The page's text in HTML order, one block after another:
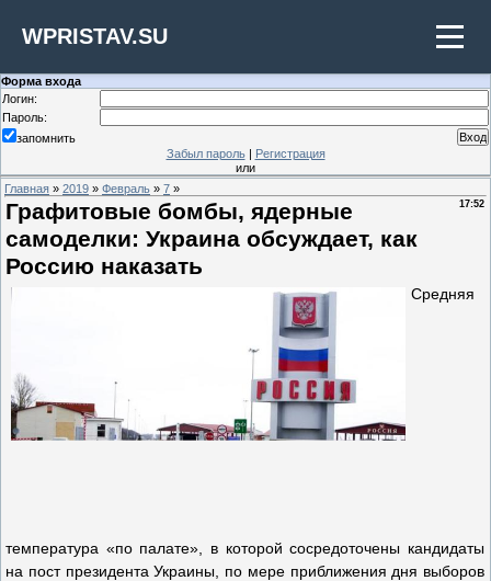
WPRISTAV.SU
Форма входа
Логин:
Пароль:
запомнить
Забыл пароль| Регистрация
или
Главная » 2019 » Февраль » 7 »
17:52
Графитовые бомбы, ядерные
самоделки: Украина обсуждает, как
Россию наказать
Средняя
температура «по палате», в которой сосредоточены кандидаты
на пост президента Украины, по мере приближения дня выборов